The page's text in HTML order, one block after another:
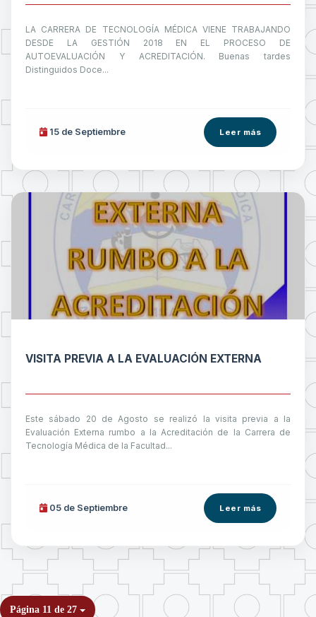
LA CARRERA DE TECNOLOGÍA MÉDICA VIENE TRABAJANDO
DESDE LA GESTIÓN 2018 EN EL PROCESO DE
AUTOEVALUACIÓN Y ACREDITACIÓN. Buenas tardes
Distinguidos Doce...
15 de Septiembre Leer más
VISITA PREVIA A LA EVALUACIÓN EXTERNA
Este sábado 20 de Agosto se realizó la visita previa a la
Evaluación Externa rumbo a la Acreditación de la Carrera de
Tecnología Médica de la Facultad...
05 de Septiembre Leer más
Página 11 de 27